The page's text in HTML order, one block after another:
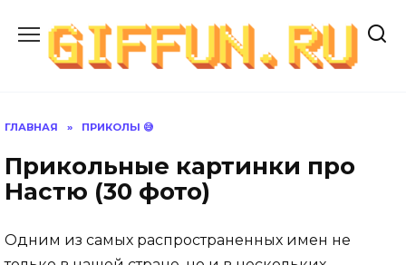
содержанию
ГЛАВНАЯ » ПРИКОЛЫ 😅
Прикольные картинки про
Настю (30 фото)
Одним из самых распространенных имен не